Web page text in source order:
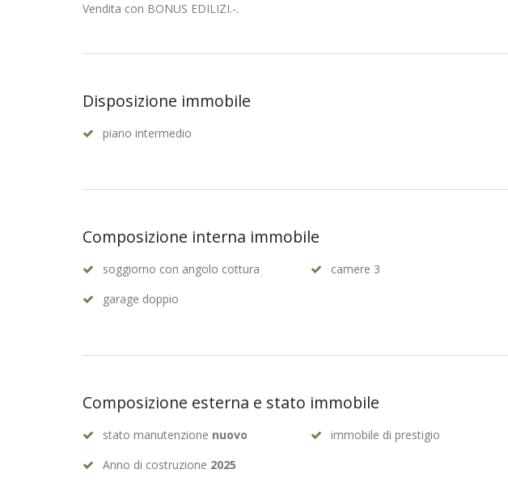
Vendita con BONUS EDILIZI.-.
Disposizione immobile
piano intermedio
Composizione interna immobile
soggiorno con angolo cottura camere 3
garage doppio
Composizione esterna e stato immobile
stato manutenzione nuovo immobile di prestigio
Anno di costruzione 2025